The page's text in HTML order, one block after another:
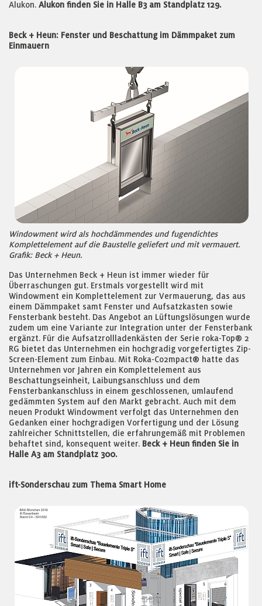
Alukon. Alukon finden Sie in Halle B3 am Standplatz 129.
Beck + Heun: Fenster und Beschattung im Dämmpaket zum
Einmauern
Windowment wird als hochdämmendes und fugendichtes
Komplettelement auf die Baustelle geliefert und mit vermauert.
Grafik: Beck + Heun.
Das Unternehmen Beck + Heun ist immer wieder für
Überraschungen gut. Erstmals vorgestellt wird mit
Windowment ein Komplettelement zur Vermauerung, das aus
einem Dämmpaket samt Fenster und Aufsatzkasten sowie
Fensterbank besteht. Das Angebot an Lüftungslösungen wurde
zudem um eine Variante zur Integration unter der Fensterbank
ergänzt. Für die Aufsatzrollladenkästen der Serie roka-Top® 2
RG bietet das Unternehmen ein hochgradig vorgefertigtes Zip-
Screen-Element zum Einbau. Mit Roka-Co2mpact® hatte das
Unternehmen vor Jahren ein Komplettelement aus
Beschattungseinheit, Laibungsanschluss und dem
Fensterbankanschluss in einem geschlossenen, umlaufend
gedämmten System auf den Markt gebracht. Auch mit dem
neuen Produkt Windowment verfolgt das Unternehmen den
Gedanken einer hochgradigen Vorfertigung und der Lösung
zahlreicher Schnittstellen, die erfahrungemäß mit Problemen
behaftet sind, konsequent weiter. Beck + Heun finden Sie in
Halle A3 am Standplatz 300.
ift-Sonderschau zum Thema Smart Home